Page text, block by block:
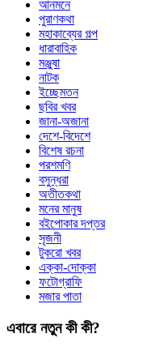
আনমনে
পুরাণকথা
মহাকাব্যের গল্প
ধারাবাহিক
মঞ্জুষা
নাটক
ইচ্ছেমতন
ছবির খবর
জানা-অজানা
দেশে-বিদেশে
বিশেষ রচনা
পরশমণি
বসুন্ধরা
অতীতকথা
মনের মানুষ
বইপোকার দপ্তর
সৃজনী
টুকরো খবর
এক্কা-দোক্কা
ফটোগ্রাফি
মজার পাতা
এবারে নতুন কী কী?